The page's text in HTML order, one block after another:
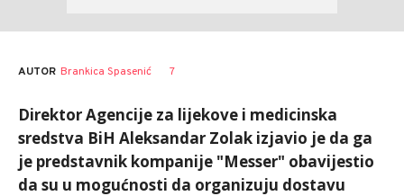
AUTOR Brankica Spasenić 7
Direktor Agencije za lijekove i medicinska
sredstva BiH Aleksandar Zolak izjavio je da ga
je predstavnik kompanije "Messer" obavijestio
da su u mogućnosti da organizuju dostavu